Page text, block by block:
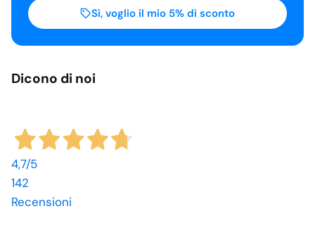
Dicono di noi
4,7/5
142
Recensioni
Sì, voglio il mio 5% di sconto